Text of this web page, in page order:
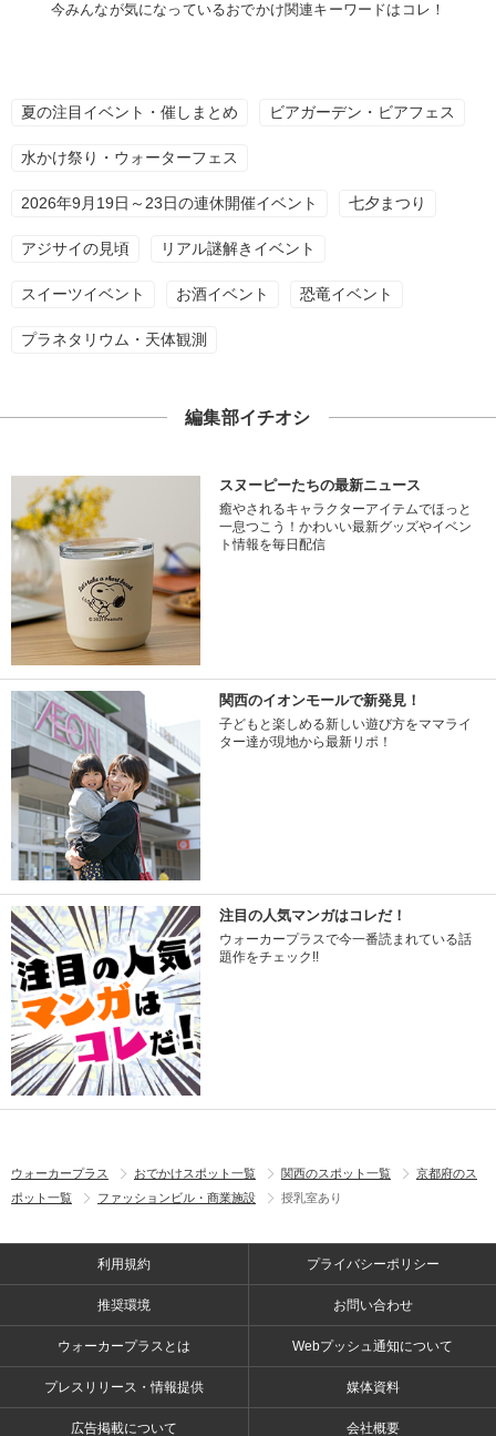
今みんなが気になっているおでかけ関連キーワードはコレ！
夏の注目イベント・催しまとめ ビアガーデン・ビアフェス
水かけ祭り・ウォーターフェス
2026年9月19日～23日の連休開催イベント 七夕まつり
アジサイの見頃 リアル謎解きイベント
スイーツイベント お酒イベント 恐竜イベント
プラネタリウム・天体観測
編集部イチオシ
スヌーピーたちの最新ニュース
癒やされるキャラクターアイテムでほっと
一息つこう！かわいい最新グッズやイベン
ト情報を毎日配信
関西のイオンモールで新発見！
子どもと楽しめる新しい遊び方をママライ
ター達が現地から最新リポ！
注目の人気マンガはコレだ！
ウォーカープラスで今一番読まれている話
題作をチェック!!
ウォーカープラス おでかけスポット一覧 関西のスポット一覧
京都府のス
ポット一覧
ファッションビル・商業施設 授乳室あり
利用規約 プライバシーポリシー
推奨環境 お問い合わせ
ウォーカープラスとは Webプッシュ通知について
プレスリリース・情報提供 媒体資料
広告掲載について 会社概要